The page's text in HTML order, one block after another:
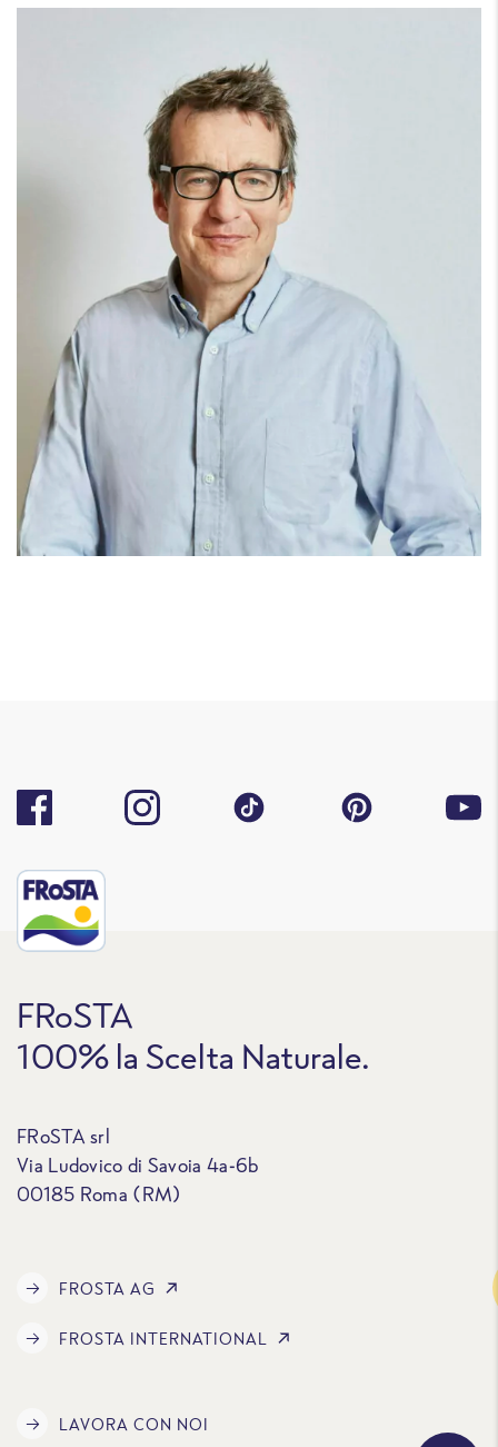
FRoSTA
100% la Scelta Naturale.
FRoSTA srl
Via Ludovico di Savoia 4a-6b
00185 Roma (RM)
FROSTA AG
FROSTA INTERNATIONAL
LAVORA CON NOI